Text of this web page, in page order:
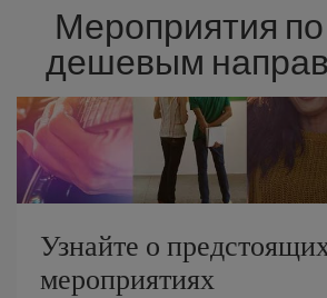
Мероприятия
дешевым
Узнайте о
мероприятиях